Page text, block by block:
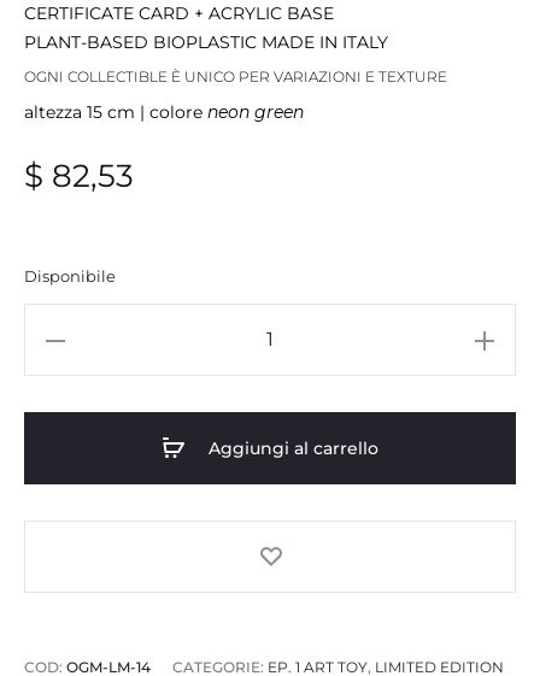
CERTIFICATE CARD + ACRYLIC BASE
PLANT-BASED BIOPLASTIC MADE IN ITALY
OGNI COLLECTIBLE È UNICO PER VARIAZIONI E TEXTURE
altezza 15 cm | colore neon green
$ 82,53
Disponibile
Aggiungi al carrello
COD: OGM-LM-14 CATEGORIE: EP. 1 ART TOY, LIMITED EDITION